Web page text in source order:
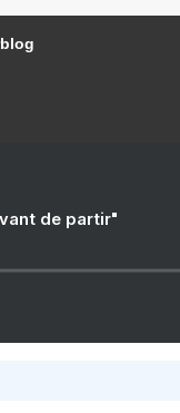
de partir"